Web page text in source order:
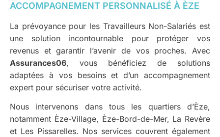
ACCOMPAGNEMENT PERSONNALISÉ À ÈZE
La prévoyance pour les Travailleurs Non-Salariés est
une solution incontournable pour protéger vos
revenus et garantir l’avenir de vos proches. Avec
Assurances06, vous bénéficiez de solutions
adaptées à vos besoins et d’un accompagnement
expert pour sécuriser votre activité.
Nous intervenons dans tous les quartiers d’Èze,
notamment Èze-Village, Èze-Bord-de-Mer, La Revère
et Les Pissarelles. Nos services couvrent également